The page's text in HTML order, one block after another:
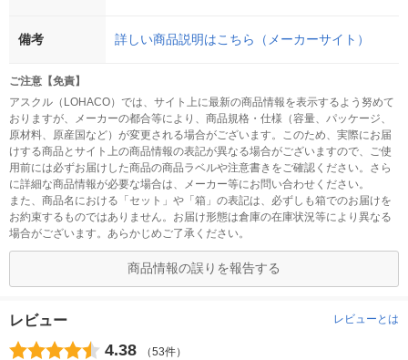
備考 詳しい商品説明はこちら（メーカーサイト）
ご注意【免責】
アスクル（LOHACO）では、サイト上に最新の商品情報を表示するよう努めて
おりますが、メーカーの都合等により、商品規格・仕様（容量、パッケージ、
原材料、原産国など）が変更される場合がございます。このため、実際にお届
けする商品とサイト上の商品情報の表記が異なる場合がございますので、ご使
用前には必ずお届けした商品の商品ラベルや注意書きをご確認ください。さら
に詳細な商品情報が必要な場合は、メーカー等にお問い合わせください。
また、商品名における「セット」や「箱」の表記は、必ずしも箱でのお届けを
お約束するものではありません。お届け形態は倉庫の在庫状況等により異なる
場合がございます。あらかじめご了承ください。
商品情報の誤りを報告する
レビュー レビューとは
4.38 （53件）